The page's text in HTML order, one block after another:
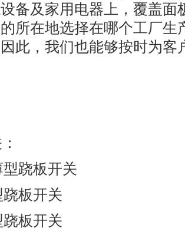
备及家用电器上，覆盖面
所在地选择在哪个工厂生
此，我们也能够按时为客
型跷板开关
跷板开关
跷板开关